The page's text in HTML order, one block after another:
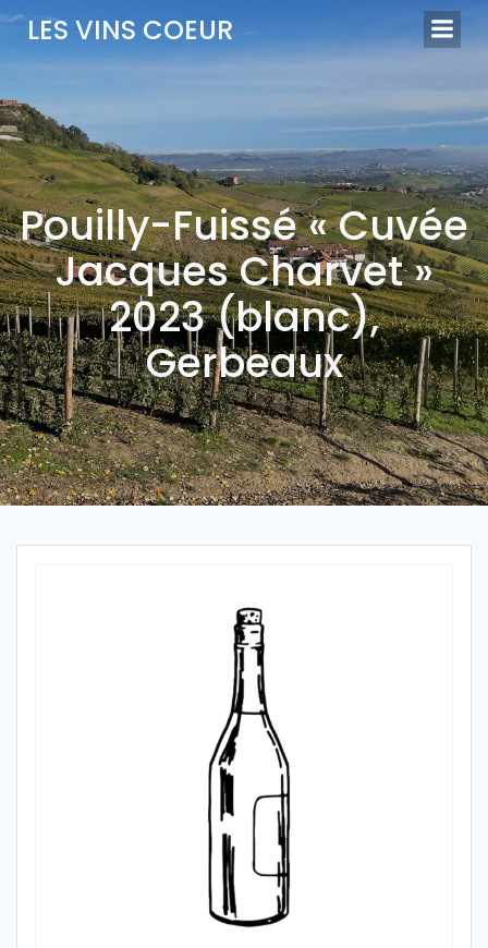
Aller
LES VINS COEUR
Pouilly-Fuissé « Cuvée
Jacques Charvet »
2023 (blanc),
Gerbeaux